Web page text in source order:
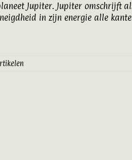
Jupiter. Jupiter omschrijft
in zijn energie alle